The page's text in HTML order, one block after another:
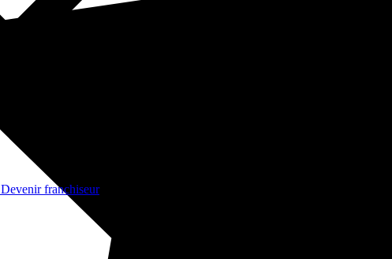
Devenir franchiseur